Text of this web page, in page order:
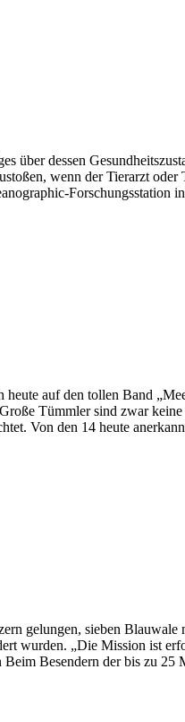
über dessen
wenn der Tierarzt
auf den tollen Band
Tümmler sind zwar
Von den 14 heute
gelungen, sieben
wurden. „Die Mission ist
Beim Besendern der bis zu